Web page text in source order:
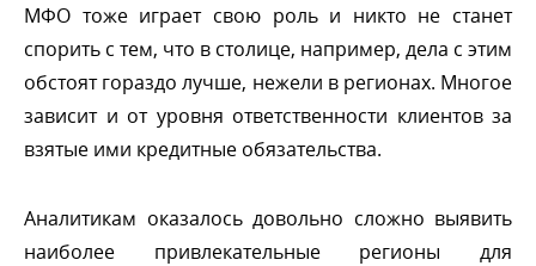
МФО тоже играет свою роль и никто не станет
спорить с тем, что в столице, например, дела с этим
обстоят гораздо лучше, нежели в регионах. Многое
зависит и от уровня ответственности клиентов за
зятые ими кредитные обязательства.
Аналитикам оказалось довольно сложно выявить
наиболее привлекательные регионы для